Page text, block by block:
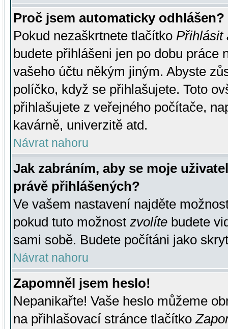
Proč jsem automaticky odhlášen?
Pokud nezaškrtnete tlačítko Přihlásit
budete přihlášeni jen po dobu práce
vašeho účtu někým jiným. Abyste
políčko, když se přihlašujete. Toto
přihlašujete z veřejného počítače,
kavárně, univerzitě atd.
Návrat nahoru
Jak zabráním, aby se moje
právě přihlášených?
Ve vašem nastavení najděte
pokud tuto možnost zvolíte budete
sami sobě. Budete počítáni jako
Návrat nahoru
Zapomněl jsem heslo!
Nepanikařte! Vaše heslo můžeme
na přihlašovací stránce tlačítko